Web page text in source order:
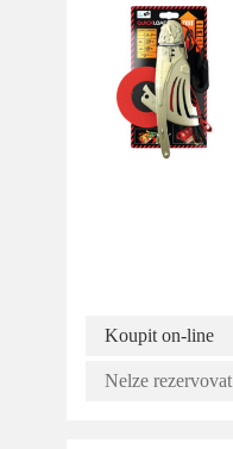
Koupit on-line
Nelze rezervovat